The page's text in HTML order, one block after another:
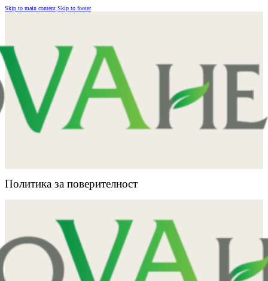
Skip to main content Skip to footer
Политика за поверителност